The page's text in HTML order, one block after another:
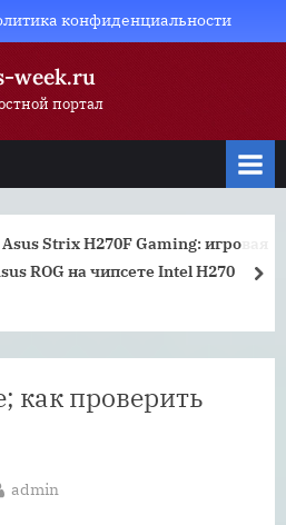
конфиденциальности
week.ru
портал
Strix H270F Gaming: игровая
ROG на чипсете Intel H270
как проверить
By
admin